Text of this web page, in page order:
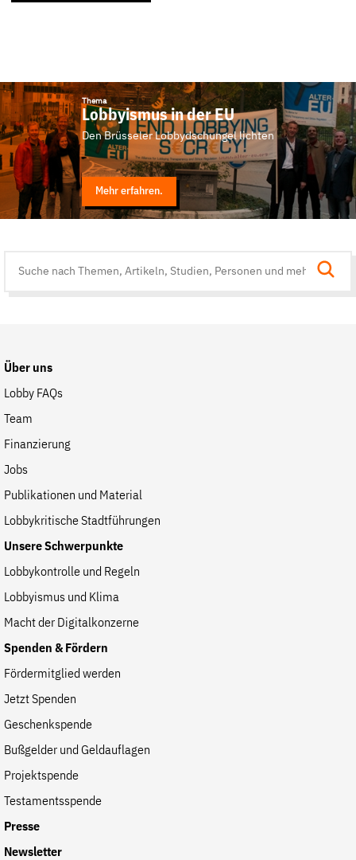
Thema
Lobbyismus in der EU
Den Brüsseler Lobbydschungel lichten
Mehr erfahren.
Über uns
Lobby FAQs
Team
Finanzierung
Jobs
Publikationen und Material
Lobbykritische Stadtführungen
Unsere Schwerpunkte
Lobbykontrolle und Regeln
Lobbyismus und Klima
Macht der Digitalkonzerne
Spenden & Fördern
Fördermitglied werden
Jetzt Spenden
Geschenkspende
Bußgelder und Geldauflagen
Projektspende
Testamentsspende
Presse
Newsletter